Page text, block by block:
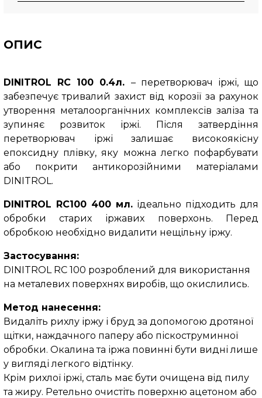
ОПИС
DINITROL RC 100 0.4л. – перетворювач іржі, що
забезпечує тривалий захист від корозії за рахунок
утворення металоорганічних комплексів заліза та
зупиняє розвиток іржі. Після затвердіння
перетворювач іржі залишає високоякісну
епоксидну плівку, яку можна легко пофарбувати
або покрити антикорозійними матеріалами
DINITROL.
DINITROL RC100 400 мл. ідеально підходить для
обробки старих іржавих поверхонь. Перед
обробкою необхідно видалити нещільну іржу.
Застосування:
DINITROL RC 100 розроблений для використання
на металевих поверхнях виробів, що окислились.
Метод нанесення:
Видаліть рихлу іржу і бруд за допомогою дротяної
щітки, наждачного паперу або піскоструминної
обробки. Окалина та іржа повинні бути видні лише
у вигляді легкого відтінку.
Крім рихлої іржі, сталь має бути очищена від пилу
та жиру. Ретельно очистіть поверхню ацетоном або